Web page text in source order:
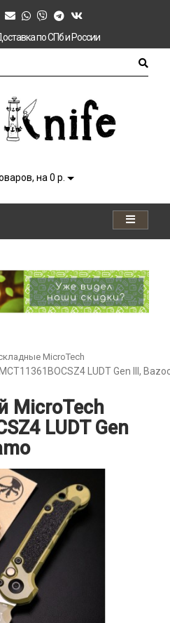
по СПб и России
на 0 р.
MicroTech
LUDT Gen III,
MicroTech
LUDT Gen